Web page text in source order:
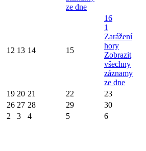
ze dne
12 13 14 15
16
1
Zarážení
hory
Zobrazit
všechny
záznamy
ze dne
19 20 21 22
23
26 27 28 29
30
2 3 4 5 6